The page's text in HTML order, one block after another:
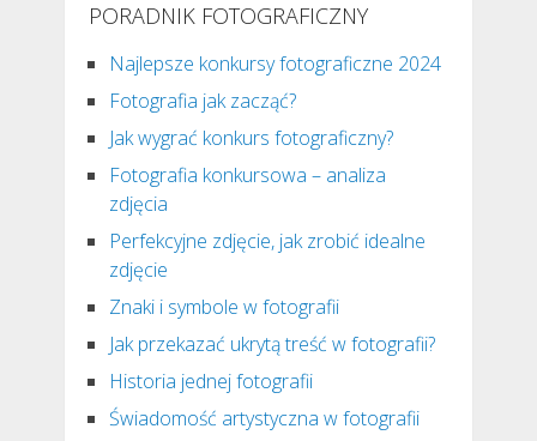
PORADNIK FOTOGRAFICZNY
Najlepsze konkursy fotograficzne 2024
Fotografia jak zacząć?
Jak wygrać konkurs fotograficzny?
Fotografia konkursowa – analiza
zdjęcia
Perfekcyjne zdjęcie, jak zrobić idealne
zdjęcie
Znaki i symbole w fotografii
Jak przekazać ukrytą treść w fotografii?
Historia jednej fotografii
Świadomość artystyczna w fotografii